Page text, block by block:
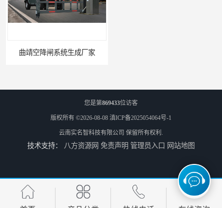
曲靖空降闸系统生成厂家
德宏工业闸门厂家 普洱大型闸门厂家
您是第869433位访客
版权所有 ©2026-08-08 滇ICP备2025054064号-1
云南实名智科技有限公司 保留所有权利.
技术支持： 八方资源网 免责声明 管理员入口 网站地图